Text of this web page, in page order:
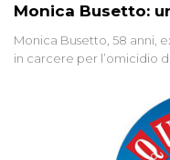
Monica Busetto:
Monica Busetto, 58 anni,
in carcere per l’omicidio
minuscola su una
2015 un’altra donna
colpevoli per un solo